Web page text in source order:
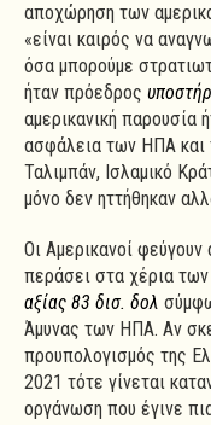
αποχώρηση των
«είναι καιρός να
όσα μπορούμε
ήταν πρόεδρος
αμερικανική παρουσία
ασφάλεια των ΗΠΑ και
Ταλιμπάν, Ισλαμικό
μόνο δεν ηττήθηκαν
Οι Αμερικανοί
περάσει στα χέρια των
αξίας 83 δισ. δολ
Άμυνας των ΗΠΑ. Αν
προυπολογισμός της
2021 τότε γίνεται
οργάνωση που έγινε